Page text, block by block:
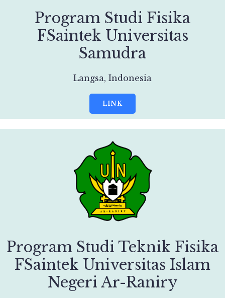
Program Studi Fisika
FSaintek Universitas
Samudra
Langsa, Indonesia
LINK
Program Studi Teknik Fisika
FSaintek Universitas Islam
Negeri Ar-Raniry